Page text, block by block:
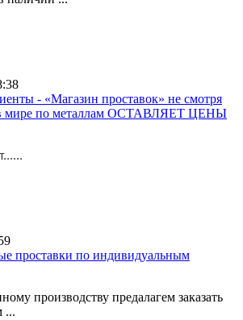
- «Магазин проставок» не смотря
в мире по металлам ОСТАВЛЯЕТ ЦЕНЫ
проставки по индивидуальным
производству предалагем заказать
...